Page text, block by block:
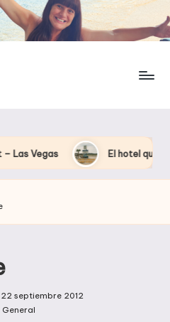
El hotel que Disney
22 septiembre 2012
General